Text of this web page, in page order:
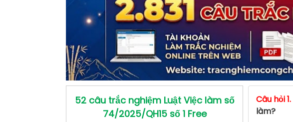
52 câu trắc nghiệm Luật Việc làm số
74/2025/QH15 số 1 Free
Câu hỏi 1.
làm?